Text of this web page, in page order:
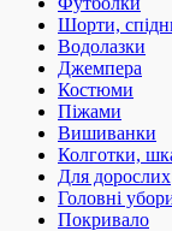
Шорти,
Водолазки
Джемпера
Костюми
Піжами
Вишиванки
Колготки,
Для дорослих
Головні
Покривало